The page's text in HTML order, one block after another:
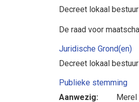
Decreet lokaal
De raad voor
Juridische Grond(en)
Decreet lokaal
Publieke stemming
Aanwezig:
Merel